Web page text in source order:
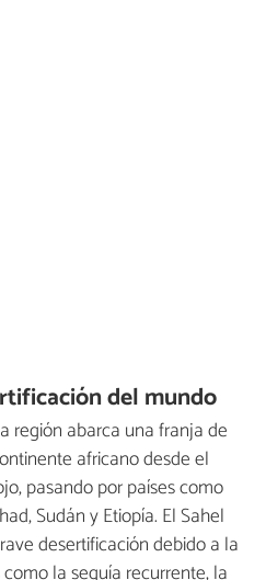
del mundo
región abarca una franja de
africano desde el
pasando por países como
Sudán y Etiopía. El Sahel
desertificación debido a la